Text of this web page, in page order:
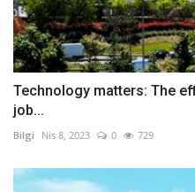
Technology matters: The
job...
Bilgi Nis 8, 2023 0 729